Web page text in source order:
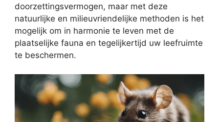
doorzettingsvermogen, maar met deze
natuurlijke en milieuvriendelijke methoden is het
mogelijk om in harmonie te leven met de
plaatselijke fauna en tegelijkertijd uw leefruimte
te beschermen.